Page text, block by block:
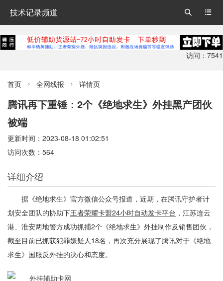
技术记录频道 

访问：7541
首页  全网线报  详情页
腾讯再下重锤：2个《绝地求生》外挂黑产团伙
被端
更新时间：2023-08-18 01:02:51
访问次数：564
详细介绍
据《绝地求生》官方微信公众号报道，近期，在腾讯守护者计
划安全团队的协助下王者荣耀卡盟24小时自动发卡平台 ，江苏连云
港、淮安两地警方成功抓捕2个《绝地求生》外挂制作及销售团伙，
截至目前已抓获犯罪嫌疑人18名，再次充分展现了腾讯对于《绝地
求生》国服反外挂的决心和态度。